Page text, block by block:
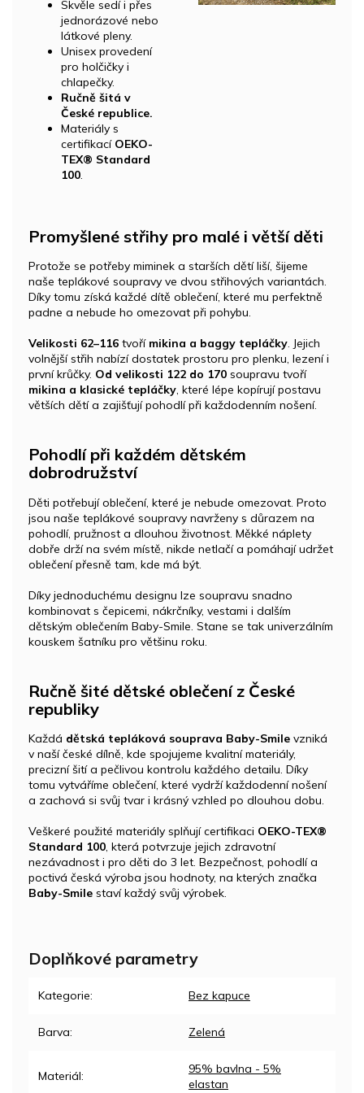
Skvěle sedí i přes
jednorázové nebo
látkové pleny.
Unisex provedení
pro holčičky i
chlapečky.
Ručně šitá v
České republice.
Materiály s
certifikací OEKO-
TEX® Standard
100.
Promyšlené střihy pro malé i větší děti
Protože se potřeby miminek a starších dětí liší, šijeme
naše teplákové soupravy ve dvou střihových variantách.
Díky tomu získá každé dítě oblečení, které mu perfektně
padne a nebude ho omezovat při pohybu.
Velikosti 62–116 tvoří mikina a baggy tepláčky. Jejich
volnější střih nabízí dostatek prostoru pro plenku, lezení i
první krůčky. Od velikosti 122 do 170 soupravu tvoří
mikina a klasické tepláčky, které lépe kopírují postavu
větších dětí a zajišťují pohodlí při každodenním nošení.
Pohodlí při každém dětském
dobrodružství
Děti potřebují oblečení, které je nebude omezovat. Proto
jsou naše teplákové soupravy navrženy s důrazem na
pohodlí, pružnost a dlouhou životnost. Měkké náplety
dobře drží na svém místě, nikde netlačí a pomáhají udržet
oblečení přesně tam, kde má být.
Díky jednoduchému designu lze soupravu snadno
kombinovat s čepicemi, nákrčníky, vestami i dalším
dětským oblečením Baby-Smile. Stane se tak univerzálním
kouskem šatníku pro většinu roku.
Ručně šité dětské oblečení z České
republiky
Každá dětská tepláková souprava Baby-Smile vzniká
v naší české dílně, kde spojujeme kvalitní materiály,
precizní šití a pečlivou kontrolu každého detailu. Díky
tomu vytváříme oblečení, které vydrží každodenní nošení
a zachová si svůj tvar i krásný vzhled po dlouhou dobu.
Veškeré použité materiály splňují certifikaci OEKO-TEX®
Standard 100, která potvrzuje jejich zdravotní
nezávadnost i pro děti do 3 let. Bezpečnost, pohodlí a
poctivá česká výroba jsou hodnoty, na kterých značka
Baby-Smile staví každý svůj výrobek.
Doplňkové parametry
Kategorie: Bez kapuce
Barva: Zelená
Materiál:
95% bavlna - 5%
elastan